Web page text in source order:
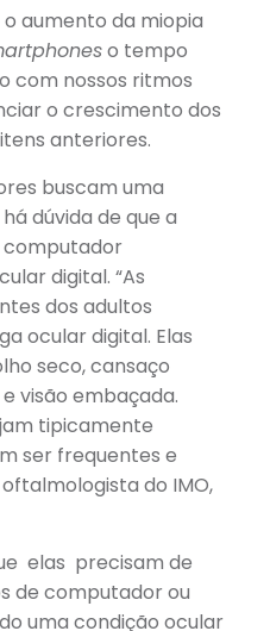
aumento da miopia
o tempo
com nossos ritmos
o crescimento dos
anteriores.
buscam uma
dúvida de que a
computador
digital. “As
dos adultos
ocular digital. Elas
seco, cansaço
visão embaçada.
tipicamente
ser frequentes e
do IMO,
elas precisam de
de computador ou
uma condição ocular